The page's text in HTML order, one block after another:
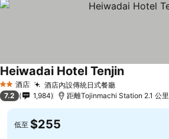
2 星級酒店 酒店內設傳統日式餐廳
Heiwadai Hotel Tenjin
7.2 1,984 距離Tojinmachi Station 2.1 公里
低至 $255